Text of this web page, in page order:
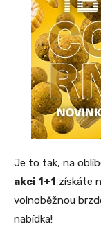
Je to tak, na
akci 1+1 získáte
volnoběžnou
nabídka!